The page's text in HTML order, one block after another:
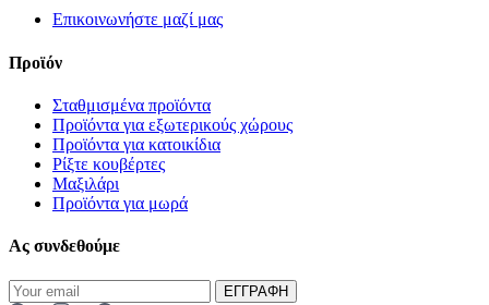
Επικοινωνήστε μαζί μας
Προϊόν
Σταθμισμένα προϊόντα
Προϊόντα για εξωτερικούς χώρους
Προϊόντα για κατοικίδια
Ρίξτε κουβέρτες
Μαξιλάρι
Προϊόντα για μωρά
Ας συνδεθούμε
ΕΓΓΡΑΦΗ